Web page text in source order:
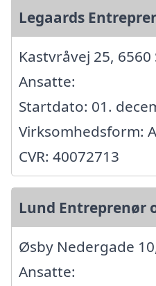
Legaards
Kastvråvej 25,
Ansatte:
Startdato: 01.
Virksomhedsform:
CVR: 40072713
Lund Entreprenør
Øsby Nedergade
Ansatte: